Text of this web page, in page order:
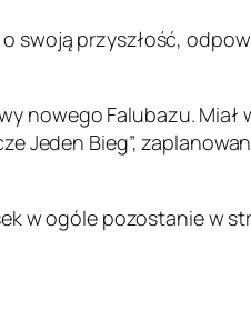
przyszłość,
nowego Falubazu.
Jeden Bieg”,
w ogóle pozostanie w